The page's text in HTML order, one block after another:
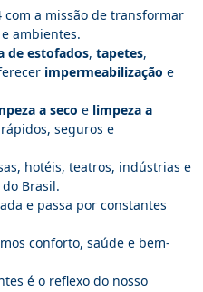
com a missão de transformar
ambientes.
de estofados, tapetes,
impermeabilização e
a seco e limpeza a
seguros e
hotéis, teatros, indústrias e
Brasil.
e passa por constantes
conforto, saúde e bem-
é o reflexo do nosso